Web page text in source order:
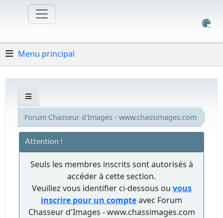
Menu principal
Forum Chasseur d'Images - www.chassimages.com
Attention !
Seuls les membres inscrits sont autorisés à
accéder à cette section.
Veuillez vous identifier ci-dessous ou vous
inscrire pour un compteavec Forum
Chasseur d'Images - www.chassimages.com